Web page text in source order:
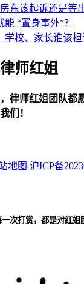
东该起诉还是等
“置身事外”？
校、家长谁该担
师红姐
律师红姐团队都
们！
地图 沪ICP备
次打赏，都是对红